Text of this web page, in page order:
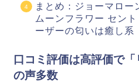
まとめ：ジョーマロー
ムーンフラワー セン
ーザーの匂いは癒し系
口コミ評価は高評価で
の声多数